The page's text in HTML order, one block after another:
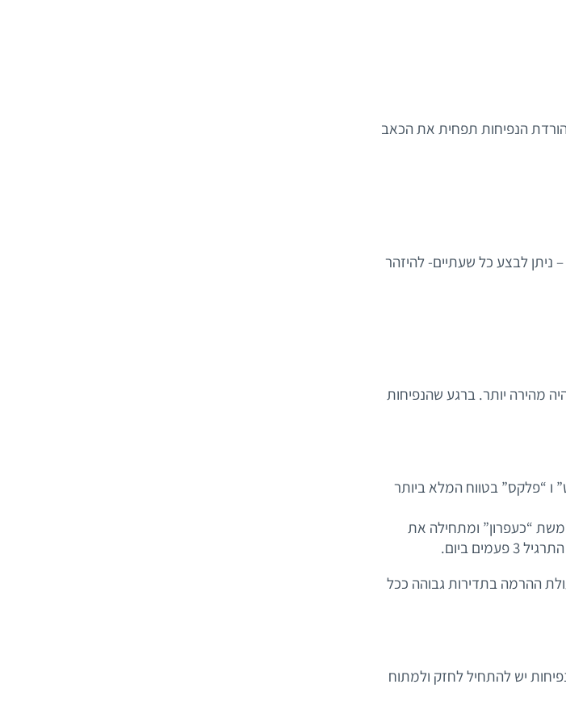
הורדת הנפיחות תפחית את הכאב
עם קרח (או שקית ירקות קפואים) על הקרסול למשך 10 דק – ניתן לבצע כל שעתיים- להיזהר
מהירה יותר. ברגע שהנפיחות
ו “פלקס” בטווח המלא ביותר
“כעפרון” ומתחילה את
בפעולת ההרמה בתדירות גבוהה ככל
יש להתחיל לחזק ולמתוח